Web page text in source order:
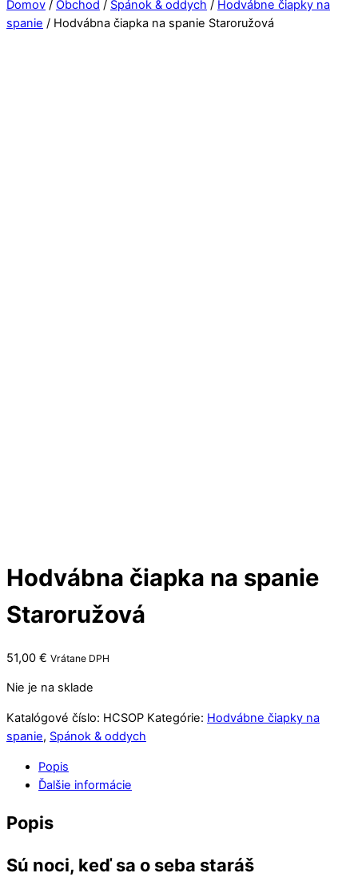
Close
Menu
Close
Cart
Domov / Obchod / Spánok & oddych / Hodvábne čiapky na
spanie / Hodvábna čiapka na spanie Staroružová
Hodvábna čiapka na spanie
Staroružová
51,00 € Vrátane DPH
Nie je na sklade
Katalógové číslo: HCSOP Kategórie: Hodvábne čiapky na
spanie, Spánok & oddych
Popis
Ďalšie informácie
Popis
Sú noci, keď sa o seba staráš